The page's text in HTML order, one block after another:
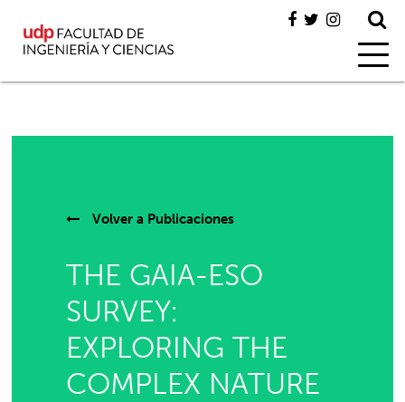
Volver a Publicaciones
THE GAIA-ESO
SURVEY:
EXPLORING THE
COMPLEX NATURE